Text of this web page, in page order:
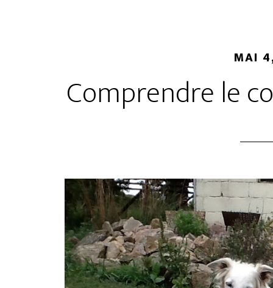
MAI
Comprendre le